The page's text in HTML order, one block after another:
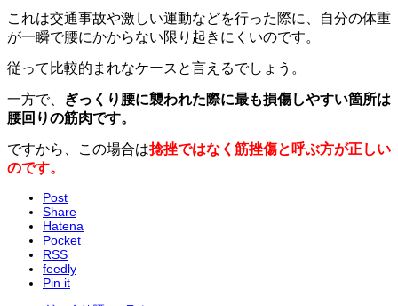
これは交通事故や激しい運動などを行った際に、自分の体重
が一瞬で腰にかからない限り起きにくいのです。
従って比較的まれなケースと言えるでしょう。
一方で、
ぎっくり腰に襲われた際に最も損傷しやすい箇所は
腰回りの筋肉です。
ですから、この場合は捻挫ではなく筋挫傷と呼ぶ方が正しい
のです。
Post
Share
Hatena
Pocket
RSS
feedly
Pin it